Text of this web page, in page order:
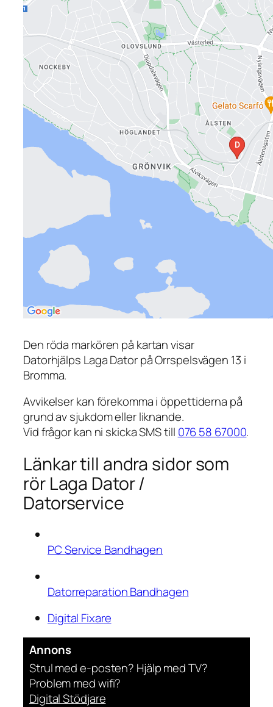
Den röda markören på kartan visar
Datorhjälps Laga Dator på Orrspelsvägen 13 i
Bromma.
Avvikelser kan förekomma i öppettiderna på
grund av sjukdom eller liknande.
Vid frågor kan ni skicka SMS till 076 58 67000.
Länkar till andra sidor som
rör Laga Dator /
Datorservice
PC Service Bandhagen
Datorreparation Bandhagen
Digital Fixare
Annons
Strul med e-posten? Hjälp med TV?
Problem med wifi?
Digital Stödjare